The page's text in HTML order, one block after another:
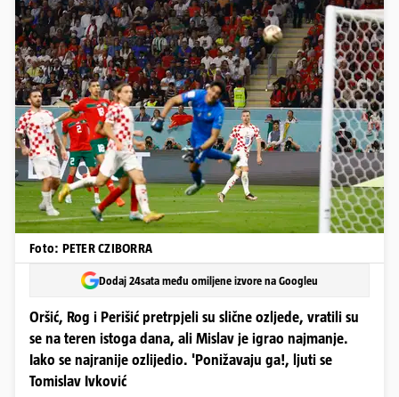
Foto: PETER CZIBORRA
Dodaj 24sata među omiljene izvore na Googleu
Oršić, Rog i Perišić pretrpjeli su slične ozljede, vratili su
se na teren istoga dana, ali Mislav je igrao najmanje.
Iako se najranije ozlijedio. 'Ponižavaju ga!, ljuti se
Tomislav Ivković